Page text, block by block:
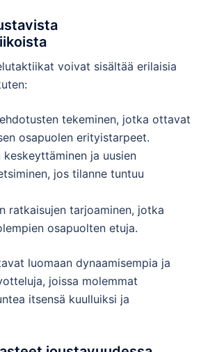
voivat sisältää erilaisia
tekeminen, jotka ottavat
osapuolen erityistarpeet.
ja uusien
jos tilanne tuntuu
ratkaisujen tarjoaminen, jotka
osapuolten etuja.
luomaan dynaamisempia ja
joissa molemmat
itsensä kuulluiksi ja